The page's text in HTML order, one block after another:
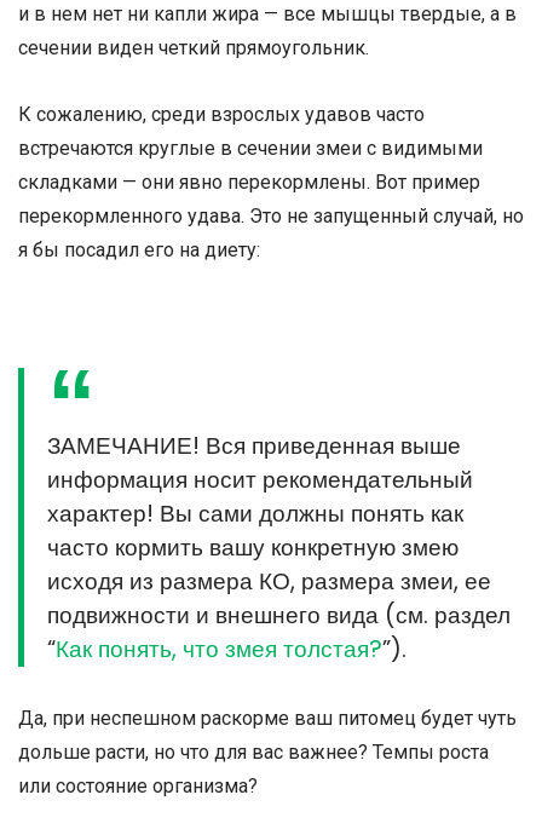
и в нем нет ни капли жира — все мышцы твердые, а в
сечении виден четкий прямоугольник.
К сожалению, среди взрослых удавов часто
встречаются круглые в сечении змеи с видимыми
складками — они явно перекормлены. Вот пример
перекормленного удава. Это не запущенный случай, но
я бы посадил его на диету:
ЗАМЕЧАНИЕ! Вся приведенная выше
информация носит рекомендательный
характер! Вы сами должны понять как
часто кормить вашу конкретную змею
исходя из размера КО, размера змеи, ее
подвижности и внешнего вида (см. раздел
“Как понять, что змея толстая?”).
Да, при неспешном раскорме ваш питомец будет чуть
дольше расти, но что для вас важнее? Темпы роста
или состояние организма?